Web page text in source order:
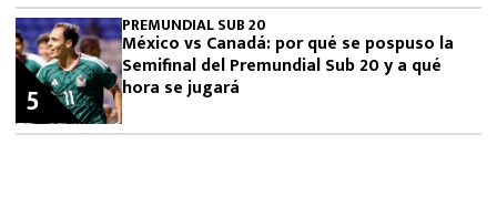
PREMUNDIAL SUB 20
México vs Canadá: por qué se pospuso la
Semifinal del Premundial Sub 20 y a qué
hora se jugará
5